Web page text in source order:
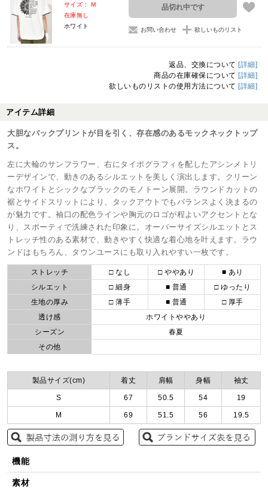
サイズ： M
在庫無し
ホワイト
品切れ中です
お問い合わせ 欲しいものリスト
返品、交換について [詳細]
商品の在庫確保について [詳細]
欲しいものリストの使用方法について [詳細]
アイテム詳細
大胆なバックプリントが目を引く、存在感のあるモックネックトップ
ス。
左に大輪のサンフラワー、右にタイポグラフィを配したアシンメトリ
ーデザインで、動きのあるシルエットを美しく演出します。クリーン
なホワイトとシックなブラックのモノトーン展開。ラウンドカットの
裾とサイドスリットにより、タックアウトでもバランスよく決まるの
が魅力です。袖口の配色ラインや胸元のロゴが程よいアクセントとな
り、スポーティで洗練された印象に。オーバーサイズシルエットとス
トレッチ性のある素材で、動きやすく快適な着心地を叶えます。ラウ
ンドはもちろん、タウンユースにも取り入れやすい一枚です。
ストレッチ □ なし □ ややあり
■ あり
シルエット
□ 細身 ■ 普通
□ ゆったり
生地の厚み
□ 薄手 ■ 普通
□ 厚手
透け感
ホワイトややあり
シーズン
春夏
その他
製品サイズ(cm) 着丈 肩幅 身幅 袖丈
S 67 50.5 54 19
M 69 51.5 56 19.5
機能
素材